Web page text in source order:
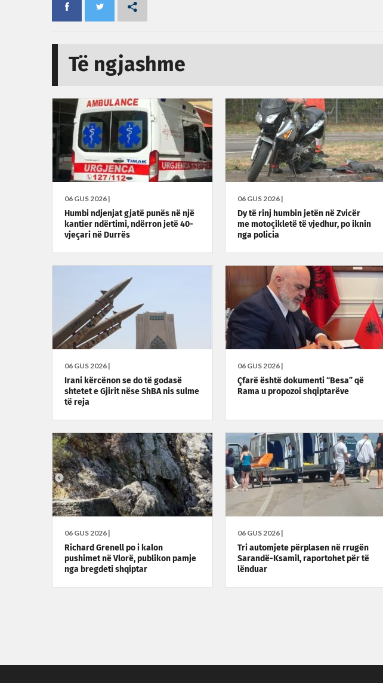
Të ngjashme
06 GUS 2026 |
Humbi ndjenjat gjatë punës në një
kantier ndërtimi, ndërron jetë 40-
vjeçari në Durrës
06 GUS 2026 |
Dy të rinj humbin jetën në Zvicër
me motoçikletë të vjedhur, po iknin
nga policia
06 GUS 2026 |
Irani kërcënon se do të godasë
shtetet e Gjirit nëse ShBA nis sulme
të reja
06 GUS 2026 |
Çfarë është dokumenti “Besa” që
Rama u propozoi shqiptarëve
06 GUS 2026 |
Richard Grenell po i kalon
pushimet në Vlorë, publikon pamje
nga bregdeti shqiptar
06 GUS 2026 |
Tri automjete përplasen në rrugën
Sarandë-Ksamil, raportohet për të
lënduar